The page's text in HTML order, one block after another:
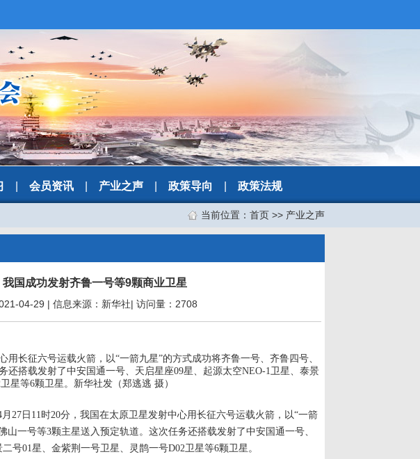
会员资讯 产业之声 政策导向 政策法规
当前位置： 首页>> 产业之声
国成功发射齐鲁一号等9颗商业卫星
04-29 | 信息来源：新华社| 访问量：2708
用长征六号运载火箭，以“一箭九星”的方式成功将齐鲁一号、齐鲁四号、
还搭载发射了中安国通一号、天启星座09星、起源太空NEO-1卫星、泰景
星等6颗卫星。新华社发（郑逃逃 摄）
27日11时20分，我国在太原卫星发射中心用长征六号运载火箭，以“一箭
山一号等3颗主星送入预定轨道。这次任务还搭载发射了中安国通一号、
号01星、金紫荆一号卫星、灵鹊一号D02卫星等6颗卫星。